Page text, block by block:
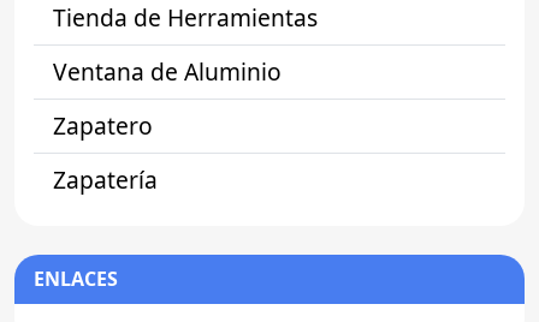
Tienda de Herramientas
Ventana de Aluminio
Zapatero
Zapatería
ENLACES